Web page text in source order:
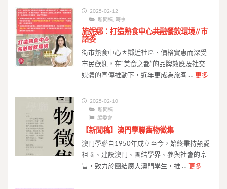
2025-02-12
新聞稿, 時事
施妮娜：打造熟食中心共融餐飲環境//市
諮委
街市熟食中心因鄰近社區、價格實惠而深受
市民歡迎，在“美食之都”的品牌效應及社交
媒體的宣傳推動下，近年更成為旅客 … 更多
2025-02-10
新聞稿
編委會
【新聞稿】澳門學聯舊物徵集
澳門學聯自1950年成立至今，始終秉持熱愛
祖國、建設澳門、團結學界、參與社會的宗
旨，致力於團結廣大澳門學生，推 … 更多